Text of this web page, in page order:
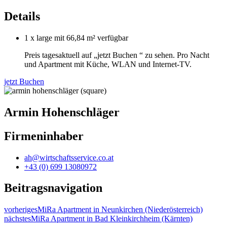
Details
1 x large mit 66,84 m² verfügbar
Preis tagesaktuell auf „jetzt Buchen “ zu sehen. Pro Nacht
und Apartment mit Küche, WLAN und Internet-TV.
jetzt Buchen
Armin Hohenschläger
Firmeninhaber
ah@wirtschaftsservice.co.at
+43 (0) 699 13080972
Beitragsnavigation
vorherigesMiRa Apartment in Neunkirchen (Niederösterreich)
nächstesMiRa Apartment in Bad Kleinkirchheim (Kärnten)